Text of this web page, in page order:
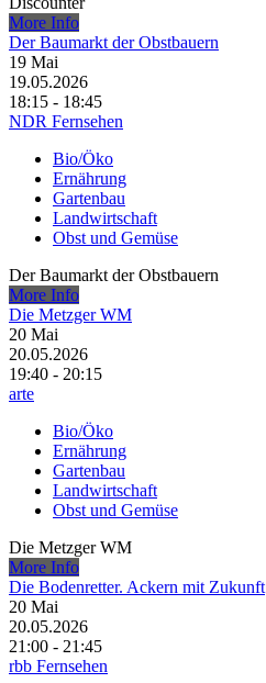
More Info
Der Baumarkt der Obstbauern
19 Mai
19.05.2026
18:15 - 18:45
NDR Fernsehen
Bio/Öko
Ernährung
Gartenbau
Landwirtschaft
Obst und Gemüse
Der Baumarkt der Obstbauern
More Info
Die Metzger WM
20 Mai
20.05.2026
19:40 - 20:15
arte
Bio/Öko
Ernährung
Gartenbau
Landwirtschaft
Obst und Gemüse
Die Metzger WM
More Info
Die Bodenretter. Ackern mit Zukunft
20 Mai
20.05.2026
21:00 - 21:45
rbb Fernsehen